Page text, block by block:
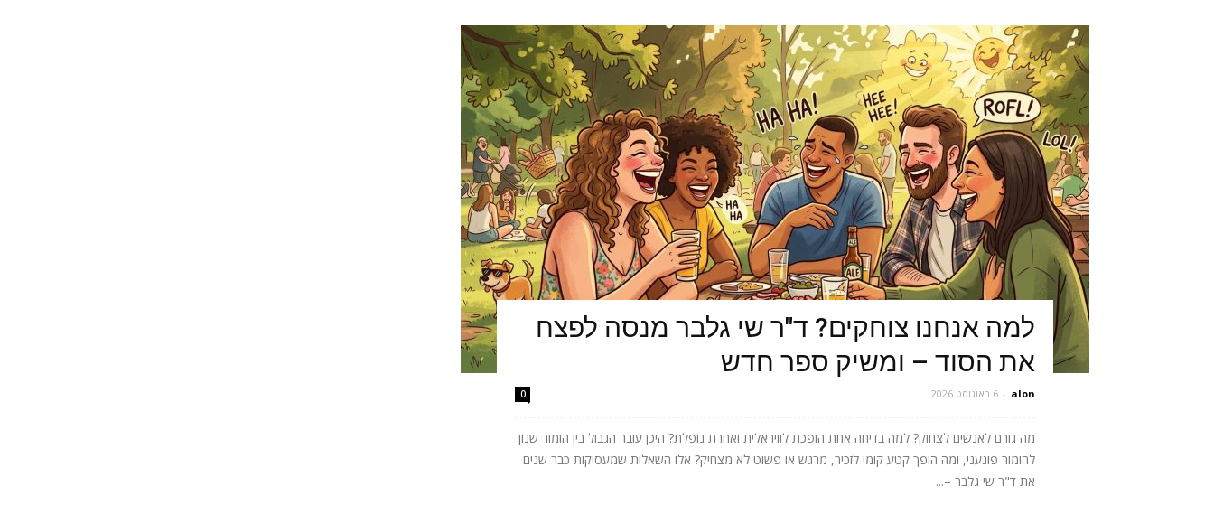
למה אנחנו צוחקים? ד"ר שי גלבר מנסה לפצח
את הסוד – ומשיק ספר חדש
alon
- 6 באוגוסט 2026 0
מה גורם לאנשים לצחוק? למה בדיחה אחת הופכת לוויראלית ואחרת נופלת? היכן עובר הגבול בין הומור שנון
להומור פוגעני, ומה הופך קטע קומי לזכיר, מרגש או פשוט לא מצחיק? אלו השאלות שמעסיקות כבר שנים
את ד"ר שי גלבר –...